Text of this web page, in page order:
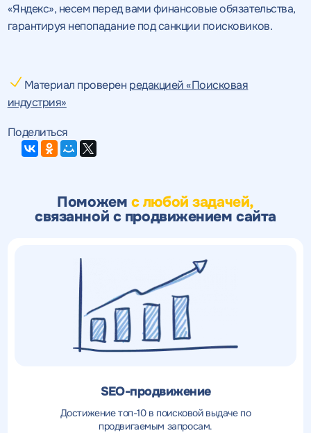
«Яндекс», несем перед вами финансовые обязательства,
гарантируя непопадание под санкции поисковиков.
Материал проверен редакцией «Поисковая
индустрия»
Поделиться
Поможем с любой задачей,
связанной с продвижением сайта
SEO-продвижение
Достижение топ-10 в поисковой выдаче по
продвигаемым запросам.